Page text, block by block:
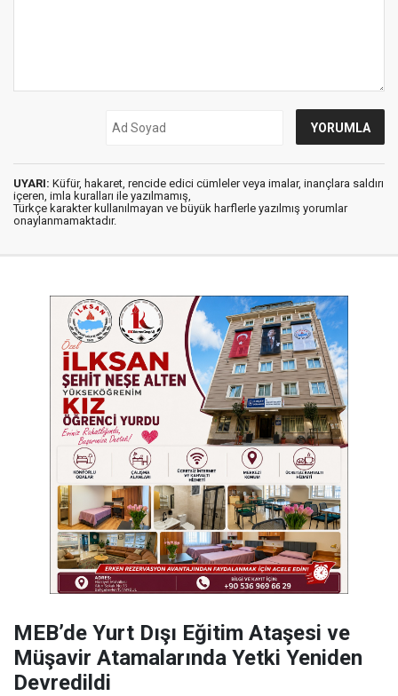
UYARI: Küfür, hakaret, rencide edici cümleler veya imalar, inançlara saldırı
içeren, imla kuralları ile yazılmamış,
Türkçe karakter kullanılmayan ve büyük harflerle yazılmış yorumlar
onaylanmamaktadır.
MEB’de Yurt Dışı Eğitim Ataşesi ve
Müşavir Atamalarında Yetki Yeniden
Devredildi